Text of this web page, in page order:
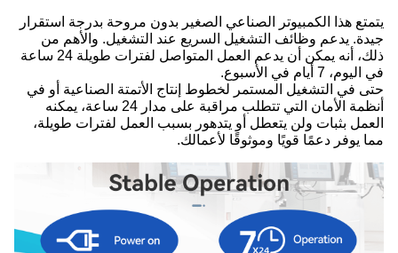
يتمتع هذا الكمبيوتر الصناعي الصغير بدون مروحة بدرجة استقرار
جيدة. يدعم وظائف التشغيل السريع عند التشغيل. والأهم من
ذلك، أنه يمكن أن يدعم العمل المتواصل لفترات طويلة 24 ساعة
في اليوم، 7 أيام في الأسبوع.
حتى في التشغيل المستمر لخطوط إنتاج الأتمتة الصناعية أو في
أنظمة الأمان التي تتطلب مراقبة على مدار 24 ساعة، يمكنه
العمل بثبات ولن يتعطل أو يتدهور بسبب العمل لفترات طويلة،
مما يوفر دعمًا قويًا وموثوقًا لأعمالك.